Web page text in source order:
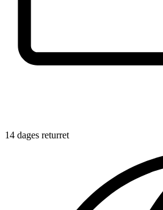
14 dages returret